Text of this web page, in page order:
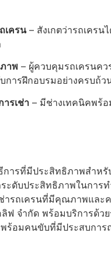
เครน– สังเกตว่ารถเครน
าพ – ผู้ควบคุมรถเครนคว
การฝึกอบรมอย่างครบถ้ว
รเช่า – มีช่างเทคนิคพร้อ
การที่มีประสิทธิภาพสำห
ะดับประสิทธิภาพในการ
ารถเครนที่มีคุณภาพและ
ฟ จำกัด พร้อมบริการด้วย
ร้อมคนขับที่มีประสบการ